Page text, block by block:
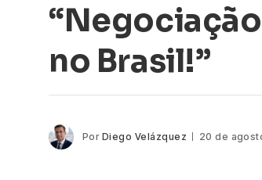
no Brasil!”
Por Diego Velázquez 20 de